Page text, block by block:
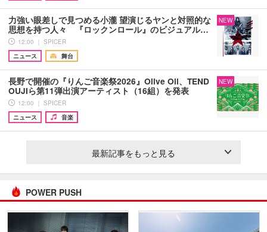
力強い眼差しで見つめる小瀧 望演じるヤンと対照的な
思想を持つ人々 『ロックンロール』のビジュアル…
12:00 ｜ SPICER
ニュース
舞台
NEW
長野で開催の『りんご音楽祭2026』Olive Oil、TEND
OUJIら第11弾出演アーティスト（16組）を発表
12:00 ｜ SPICER
ニュース
音楽
NEW
最新記事をもっと見る
POWER PUSH